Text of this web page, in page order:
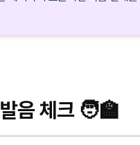
음 체크 🧑‍🏫